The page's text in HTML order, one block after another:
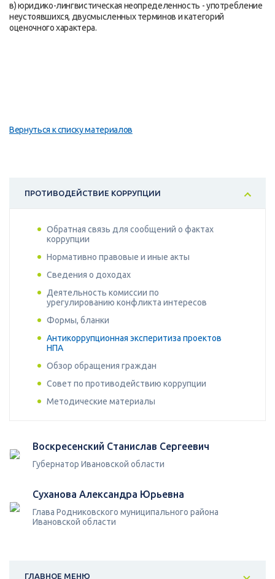
в) юридико-лингвистическая неопределенность - употребление
неустоявшихся, двусмысленных терминов и категорий
оценочного характера.
Вернуться к списку материалов
ПРОТИВОДЕЙСТВИЕ КОРРУПЦИИ
Обратная связь для сообщений о фактах
коррупции
Нормативно правовые и иные акты
Сведения о доходах
Деятельность комиссии по
урегулированию конфликта интересов
Формы, бланки
Антикоррупционная эксперитиза проектов
НПА
Обзор обращения граждан
Совет по противодействию коррупции
Методические материалы
Воскресенский Станислав Сергеевич
Губернатор Ивановской области
Суханова Александра Юрьевна
Глава Родниковского муниципального района
Ивановской области
ГЛАВНОЕ МЕНЮ